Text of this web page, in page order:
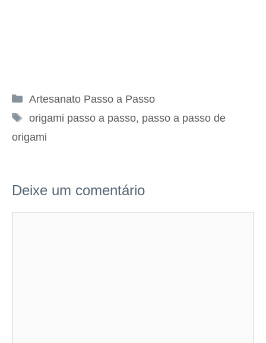
Categorias
Artesanato Passo a Passo
Tags
origami passo a passo, passo a passo de
origami
Deixe um comentário